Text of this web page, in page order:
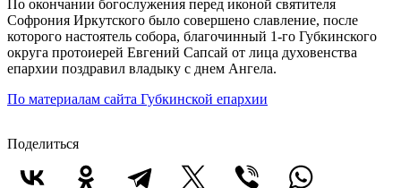
По окончании богослужения перед иконой святителя
Софрония Иркутского было совершено славление, после
которого настоятель собора, благочинный 1-го Губкинского
округа протоиерей Евгений Сапсай от лица духовенства
епархии поздравил владыку с днем Ангела.
По материалам сайта Губкинской епархии
Поделиться